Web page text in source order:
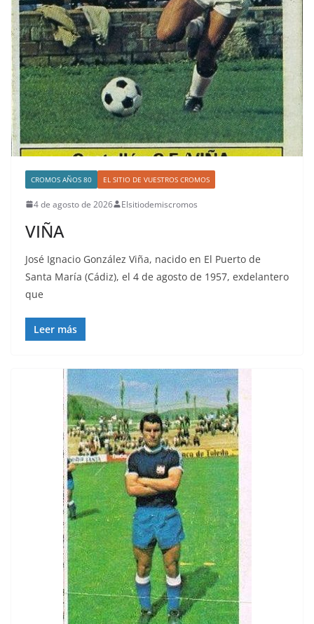
CROMOS AÑOS 80 EL SITIO DE VUESTROS CROMOS
4 de agosto de 2026 Elsitiodemiscromos
VIÑA
José Ignacio González Viña, nacido en El Puerto de
Santa María (Cádiz), el 4 de agosto de 1957, exdelantero
que
Leer más